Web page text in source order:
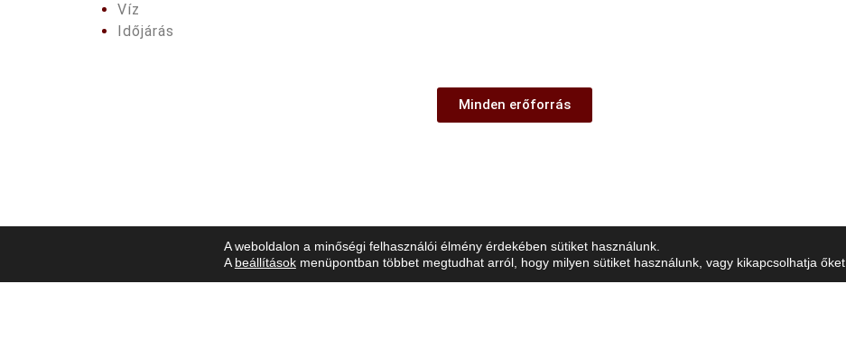
Víz
Időjárás
Minden erőforrás
A weboldalon a minőségi felhasználói élmény érdekében sütiket használunk.
A beállításokmenüpontban többet megtudhat arról, hogy milyen sütiket használunk, vagy kikapcsolhatja őket.